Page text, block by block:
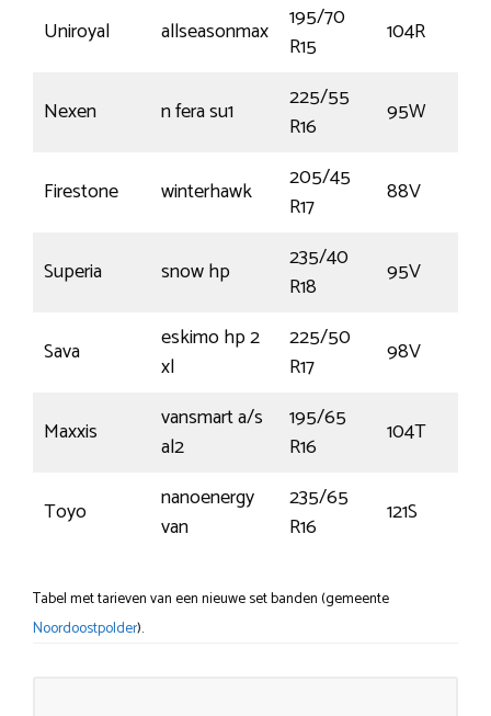
Uniroyal allseasonmax
195/70
R15
104R
Nexen n fera su1
225/55
R16
95W
Firestone winterhawk
205/45
R17
88V
Superia snow hp
235/40
R18
95V
Sava
eskimo hp 2
xl
225/50
R17
98V
Maxxis
vansmart a/s
al2
195/65
R16
104T
Toyo
nanoenergy
van
235/65
R16
121S
Tabel met tarieven van een nieuwe set banden (gemeente
Noordoostpolder).